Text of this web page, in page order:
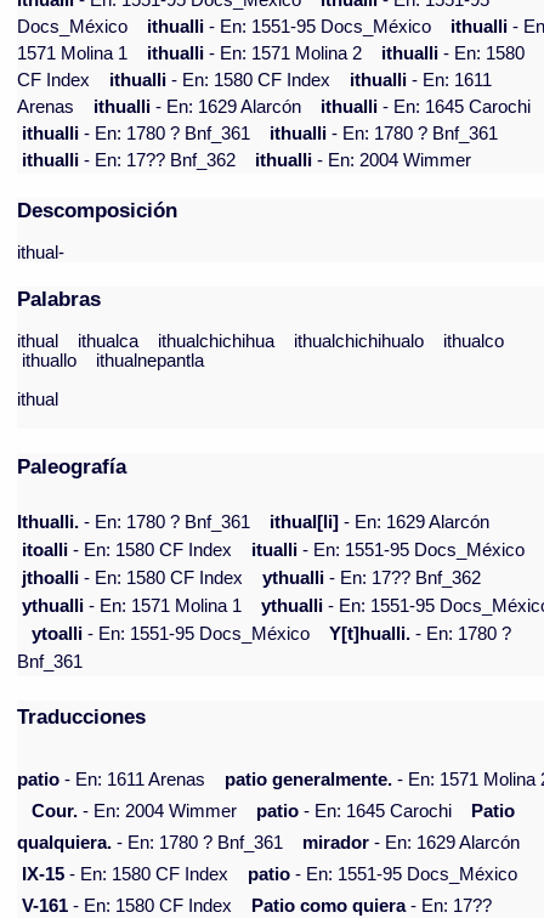
Docs_México
ithualli- En: 1551-95 Docs_México ithualli-
1571 Molina 1
ithualli- En: 1571 Molina 2 ithualli- En: 1580
CF Index
ithualli- En: 1580 CF Index ithualli- En: 1611
Arenas
ithualli- En: 1629 Alarcón ithualli- En: 1645 Carochi
ithualli- En: 1780 ? Bnf_361 ithualli- En: 1780 ? Bnf_361
ithualli- En: 17?? Bnf_362 ithualli- En: 2004 Wimmer
Descomposición
ithual-
Palabras
ithual ithualca ithualchichihua ithualchichihualo
ithualco
ithuallo
ithualnepantla
ithual
Paleografía
Ithualli. - En: 1780 ? Bnf_361 ithual[li] - En: 1629 Alarcón
itoalli - En: 1580 CF Index itualli - En: 1551-95 Docs_México
jthoalli - En: 1580 CF Index ythualli - En: 17?? Bnf_362
ythualli - En: 1571 Molina 1 ythualli - En: 1551-95
ytoalli - En: 1551-95 Docs_México Y[t]hualli. - En: 1780 ?
Bnf_361
Traducciones
patio - En: 1611 Arenas patio generalmente. - En: 1571 Molina
Cour. - En: 2004 Wimmer patio - En: 1645 Carochi
Patio
qualquiera. - En: 1780 ? Bnf_361 mirador - En: 1629 Alarcón
IX-15 - En: 1580 CF Index patio - En: 1551-95 Docs_México
V-161 - En: 1580 CF Index Patio como quiera- En: 17??